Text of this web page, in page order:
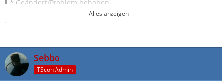
* Geändert/Problem behoben
+ Beispiel LSBInitScript als Vorlage genommen und es für
einen TeamSpeak Server angepasst
Alles anzeigen
Sebbo
TScon Admin